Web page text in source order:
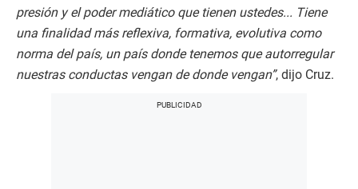
presión y el poder mediático que tienen ustedes... Tiene
una finalidad más reflexiva, formativa, evolutiva como
norma del país, un país donde tenemos que autorregular
nuestras conductas vengan de donde vengan”, dijo Cruz.